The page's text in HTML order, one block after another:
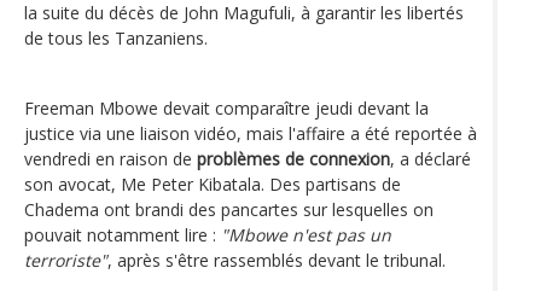
la suite du décès de John Magufuli, à garantir les libertés
de tous les Tanzaniens.
Freeman Mbowe devait comparaître jeudi devant la
justice via une liaison vidéo, mais l'affaire a été reportée à
vendredi en raison de problèmes de connexion, a déclaré
son avocat, Me Peter Kibatala. Des partisans de
Chadema ont brandi des pancartes sur lesquelles on
pouvait notamment lire : "Mbowe n'est pas un
terroriste", après s'être rassemblés devant le tribunal.